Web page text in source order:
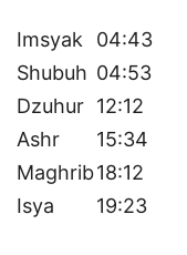
Imsyak
04:43
Shubuh 04:53
Dzuhur 12:12
Ashr
15:34
Maghrib18:12
Isya
19:23